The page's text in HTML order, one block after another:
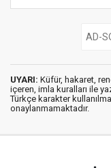
UYARI: Küfür, hakaret,
içeren, imla kuralları ile
Türkçe karakter
onaylanmamaktadır.